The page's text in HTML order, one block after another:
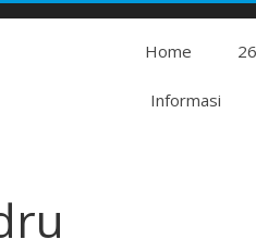
Home
Informasi